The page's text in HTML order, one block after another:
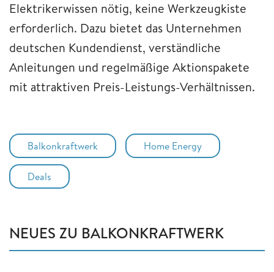
Elektrikerwissen nötig, keine Werkzeugkiste
erforderlich. Dazu bietet das Unternehmen
deutschen Kundendienst, verständliche
Anleitungen und regelmäßige Aktionspakete
mit attraktiven Preis-Leistungs-Verhältnissen.
Balkonkraftwerk Home Energy
Deals
NEUES ZU BALKONKRAFTWERK